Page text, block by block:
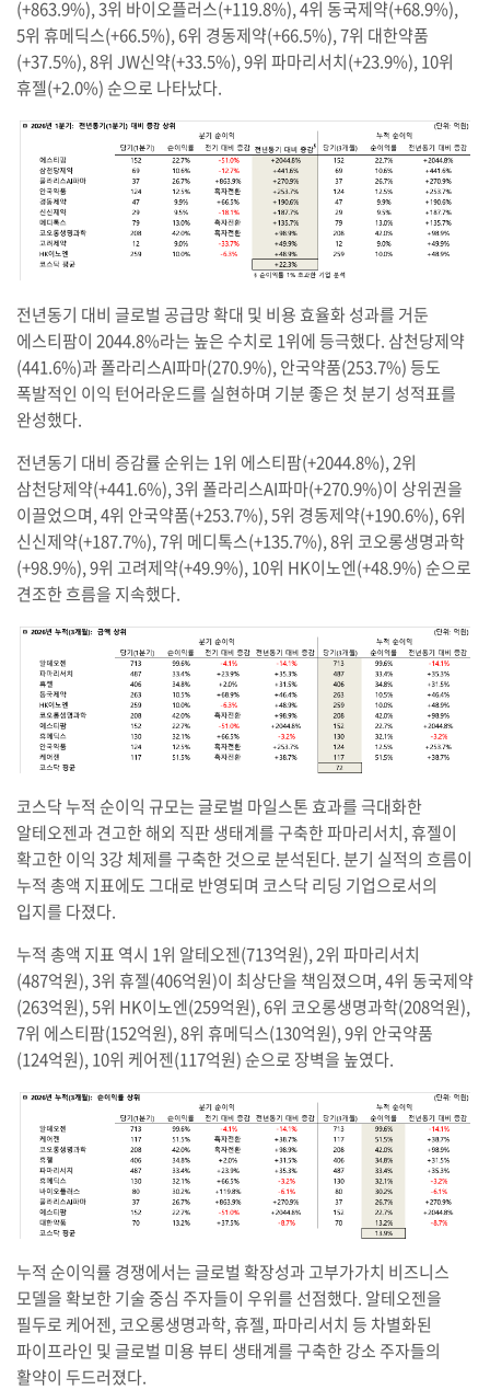
(+863.9%), 3위 바이오플러스(+119.8%), 4위 동국제약(+68.9%),
5위 휴메딕스(+66.5%), 6위 경동제약(+66.5%), 7위 대한약품
(+37.5%), 8위 JW신약(+33.5%), 9위 파마리서치(+23.9%), 10위
휴젤(+2.0%) 순으로 나타났다.
전년동기 대비 글로벌 공급망 확대 및 비용 효율화 성과를 거둔
에스티팜이 2044.8%라는 높은 수치로 1위에 등극했다. 삼천당제약
(441.6%)과 폴라리스AI파마(270.9%), 안국약품(253.7%) 등도
폭발적인 이익 턴어라운드를 실현하며 기분 좋은 첫 분기 성적표를
완성했다.
전년동기 대비 증감률 순위는 1위 에스티팜(+2044.8%), 2위
삼천당제약(+441.6%), 3위 폴라리스AI파마(+270.9%)이 상위권을
이끌었으며, 4위 안국약품(+253.7%), 5위 경동제약(+190.6%), 6위
신신제약(+187.7%), 7위 메디톡스(+135.7%), 8위 코오롱생명과학
(+98.9%), 9위 고려제약(+49.9%), 10위 HK이노엔(+48.9%) 순으로
견조한 흐름을 지속했다.
코스닥 누적 순이익 규모는 글로벌 마일스톤 효과를 극대화한
알테오젠과 견고한 해외 직판 생태계를 구축한 파마리서치, 휴젤이
확고한 이익 3강 체제를 구축한 것으로 분석된다. 분기 실적의 흐름이
누적 총액 지표에도 그대로 반영되며 코스닥 리딩 기업으로서의
입지를 다졌다.
누적 총액 지표 역시 1위 알테오젠(713억원), 2위 파마리서치
(487억원), 3위 휴젤(406억원)이 최상단을 책임졌으며, 4위 동국제약
(263억원), 5위 HK이노엔(259억원), 6위 코오롱생명과학(208억원),
7위 에스티팜(152억원), 8위 휴메딕스(130억원), 9위 안국약품
(124억원), 10위 케어젠(117억원) 순으로 장벽을 높였다.
누적 순이익률 경쟁에서는 글로벌 확장성과 고부가가치 비즈니스
모델을 확보한 기술 중심 주자들이 우위를 선점했다. 알테오젠을
필두로 케어젠, 코오롱생명과학, 휴젤, 파마리서치 등 차별화된
파이프라인 및 글로벌 미용 뷰티 생태계를 구축한 강소 주자들의
활약이 두드러졌다.